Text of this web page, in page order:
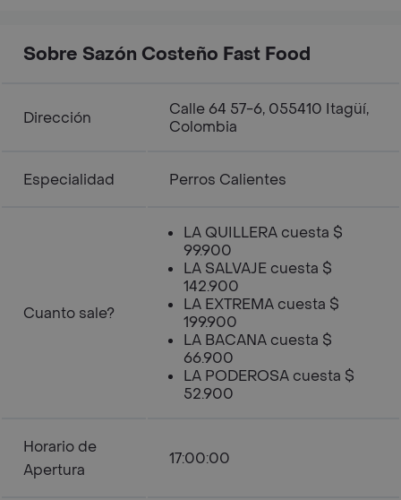
Sobre Sazón Costeño Fast Food
Dirección
Calle 64 57-6, 055410 Itagüí,
Colombia
Especialidad Perros Calientes
Cuanto sale?
LA QUILLERA cuesta $
99.900
LA SALVAJE cuesta $
142.900
LA EXTREMA cuesta $
199.900
LA BACANA cuesta $
66.900
LA PODEROSA cuesta $
52.900
Horario de
Apertura
17:00:00